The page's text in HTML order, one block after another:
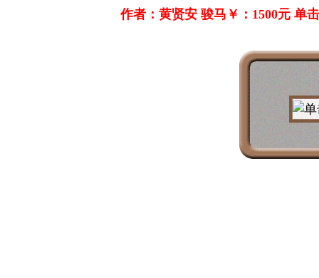
作者：黄贤安 骏马￥：1500元 单